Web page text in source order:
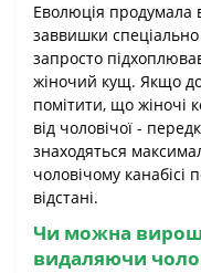
Еволюція продумала
заввишки
запросто
жіночий кущ. Якщо
помітити, що жіночі
від чоловічої -
знаходяться
чоловічому канабісі
відстані.
Чи можна
видаляючи